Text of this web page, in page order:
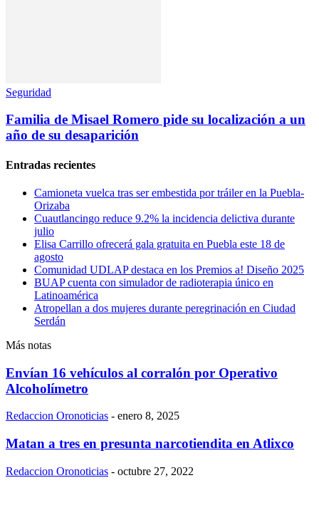
Seguridad
Familia de Misael Romero pide su localización a un
año de su desaparición
Entradas recientes
Camioneta vuelca tras ser embestida por tráiler en la Puebla-
Orizaba
Cuautlancingo reduce 9.2% la incidencia delictiva durante
julio
Elisa Carrillo ofrecerá gala gratuita en Puebla este 18 de
agosto
Comunidad UDLAP destaca en los Premios a! Diseño 2025
BUAP cuenta con simulador de radioterapia único en
Latinoamérica
Atropellan a dos mujeres durante peregrinación en Ciudad
Serdán
Más notas
Envían 16 vehículos al corralón por Operativo
Alcoholímetro
Redaccion Oronoticias - enero 8, 2025
Matan a tres en presunta narcotiendita en Atlixco
Redaccion Oronoticias - octubre 27, 2022